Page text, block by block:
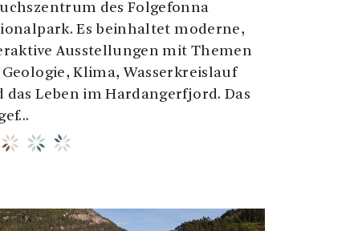
des Folgefonna
Es beinhaltet moderne,
Ausstellungen mit Themen
Geologie, Klima, Wasserkreislauf
das Leben im Hardangerfjord. Das